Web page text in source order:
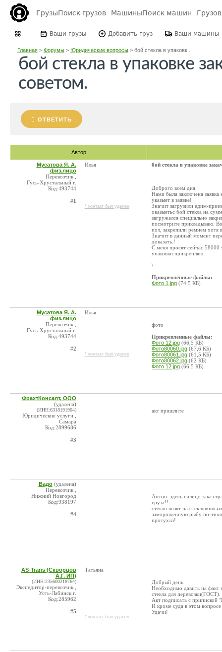
ГрузыПоиск грузов МашиныПоиск машин
Ваши грузы Добавить груз Ваши машины
Главная> Форумы> Юридические вопросы> бой стекла в упаковк...
бой стекла в упаковке
советом.
ОТВЕТИТЬ
Автор
Мусатова Я. А.
физ.лицо
Перевозчик ,
Гусь-Хрустальный г.
Код:493744
#1
Илья
* контакт был удален
бой стекла в упаковке
Доброго всем дня.
Нами была заключена
указыет в заявке!
Значит загрузили едим-
оказыетьс бой стекла на
загружался специально
посмотрите прикладываю.
пол, закрепили ремнем хотя
Значит в данный момент
доказать.!
С меня просят сейчас 58000
упаковки прикрепляю.
\.
Прикрепленные файлы:
Фото 1.jpg (74,5 КБ)
Мусатова Я. А.
физ.лицо
Перевозчик ,
Гусь-Хрустальный г.
Код:493744
#2
Илья
* контакт был удален
фото
Прикрепленные файлы:
Фото 12.jpg (66,5 КБ)
Фото80060.jpg (67,6 КБ)
Фото80061.jpg (61,5 КБ)
Фото80062.jpg (62 КБ)
Фото 12.jpg (66,5 КБ)
ФрахтКонсалт, ООО
(удалена)
(ИНН:6318191904)
Юридические услуги ,
Самара
Код:2899686
#3
акт пришлите
Вадо (удалена)
Перевозчик ,
Нижний Новгород
Код:938197
#4
Антон..здесь налицо заказ
груза!!
стекло возят на
замороженную рыбу по-
протухла!
AS-Trans (Скворцов
А.Г. ИП)
(ИНН:235600218764)
Экспедитор-перевозчик ,
Усть-Лабинск г.
Код:285962
#5
Татьяна
* контакт был удален
Добрый день.
Необходимо давить на факт
стекла для перевозки(ГОСТ).
Акт подписать с припиской
И кроме суда в этом
Удачи!